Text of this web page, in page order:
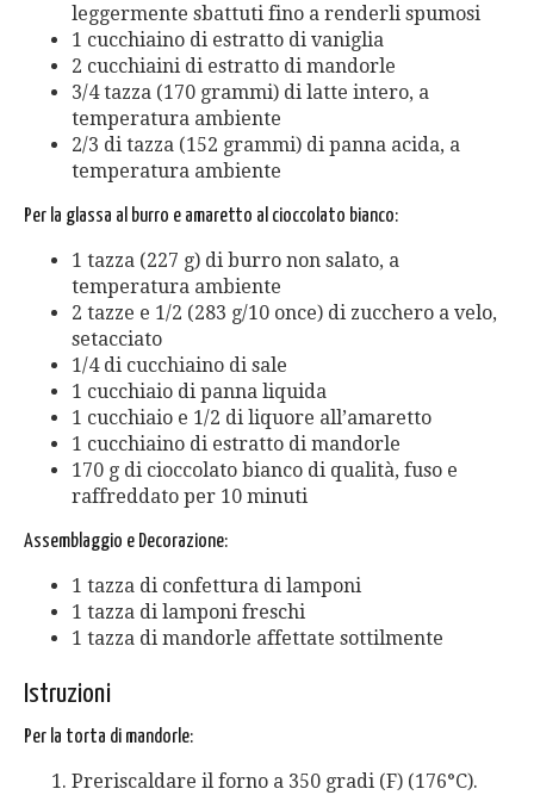
leggermente sbattuti fino a renderli spumosi
1 cucchiaino di estratto di vaniglia
2 cucchiaini di estratto di mandorle
3/4 tazza (170 grammi) di latte intero, a
temperatura ambiente
2/3 di tazza (152 grammi) di panna acida, a
temperatura ambiente
Per la glassa al burro e amaretto al cioccolato bianco:
1 tazza (227 g) di burro non salato, a
temperatura ambiente
2 tazze e 1/2 (283 g/10 once) di zucchero a velo,
setacciato
1/4 di cucchiaino di sale
1 cucchiaio di panna liquida
1 cucchiaio e 1/2 di liquore all’amaretto
1 cucchiaino di estratto di mandorle
170 g di cioccolato bianco di qualità, fuso e
raffreddato per 10 minuti
Assemblaggio e Decorazione:
1 tazza di confettura di lamponi
1 tazza di lamponi freschi
1 tazza di mandorle affettate sottilmente
Istruzioni
Per la torta di mandorle:
Preriscaldare il forno a 350 gradi (F) (176°C).